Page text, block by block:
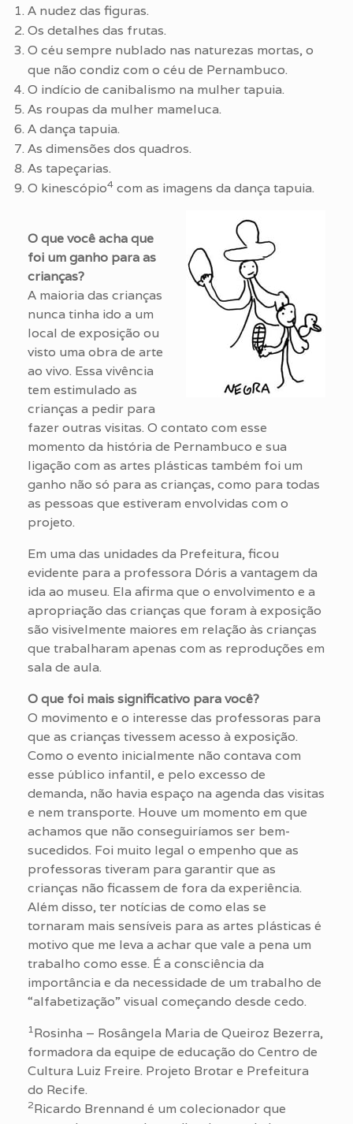
A nudez das figuras.
Os detalhes das frutas.
O céu sempre nublado nas naturezas mortas, o
que não condiz com o céu de Pernambuco.
O indício de canibalismo na mulher tapuia.
As roupas da mulher mameluca.
A dança tapuia.
As dimensões dos quadros.
As tapeçarias.
O kinescópio4 com as imagens da dança tapuia.
O que você acha que
foi um ganho para as
crianças?
A maioria das crianças
nunca tinha ido a um
local de exposição ou
visto uma obra de arte
ao vivo. Essa vivência
tem estimulado as
crianças a pedir para
fazer outras visitas. O contato com esse
momento da história de Pernambuco e sua
ligação com as artes plásticas também foi um
ganho não só para as crianças, como para todas
as pessoas que estiveram envolvidas com o
projeto.
Em uma das unidades da Prefeitura, ficou
evidente para a professora Dóris a vantagem da
ida ao museu. Ela afirma que o envolvimento e a
apropriação das crianças que foram à exposição
são visivelmente maiores em relação às crianças
que trabalharam apenas com as reproduções em
sala de aula.
O que foi mais significativo para você?
O movimento e o interesse das professoras para
que as crianças tivessem acesso à exposição.
Como o evento inicialmente não contava com
esse público infantil, e pelo excesso de
demanda, não havia espaço na agenda das visitas
e nem transporte. Houve um momento em que
achamos que não conseguiríamos ser bem-
sucedidos. Foi muito legal o empenho que as
professoras tiveram para garantir que as
crianças não ficassem de fora da experiência.
Além disso, ter notícias de como elas se
tornaram mais sensíveis para as artes plásticas é
motivo que me leva a achar que vale a pena um
trabalho como esse. É a consciência da
importância e da necessidade de um trabalho de
“alfabetização” visual começando desde cedo.
1Rosinha – Rosângela Maria de Queiroz Bezerra,
formadora da equipe de educação do Centro de
Cultura Luiz Freire. Projeto Brotar e Prefeitura
do Recife.
2Ricardo Brennand é um colecionador que